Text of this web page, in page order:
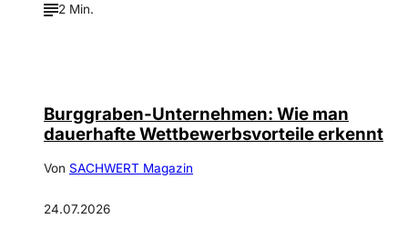
2 Min.
Burggraben-Unternehmen: Wie man
dauerhafte Wettbewerbsvorteile erkennt
Von SACHWERT Magazin
24.07.2026